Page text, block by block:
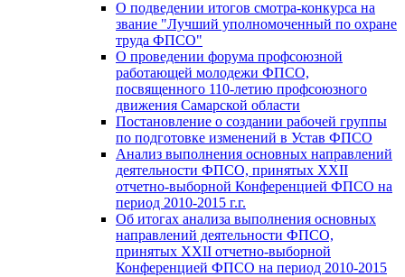
О подведении итогов смотра-конкурса на
звание "Лучший уполномоченный по охране
труда ФПСО"
О проведении форума профсоюзной
работающей молодежи ФПСО,
посвященного 110-летию профсоюзного
движения Самарской области
Постановление о создании рабочей группы
по подготовке изменений в Устав ФПСО
Анализ выполнения основных направлений
деятельности ФПСО, принятых XXII
отчетно-выборной Конференцией ФПСО на
период 2010-2015 г.г.
Об итогах анализа выполнения основных
направлений деятельности ФПСО,
принятых XXII отчетно-выборной
Конференцией ФПСО на период 2010-2015